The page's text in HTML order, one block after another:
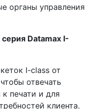
органы управления
Datamax I-
I-class от
отвечать
печати и для
клиента.